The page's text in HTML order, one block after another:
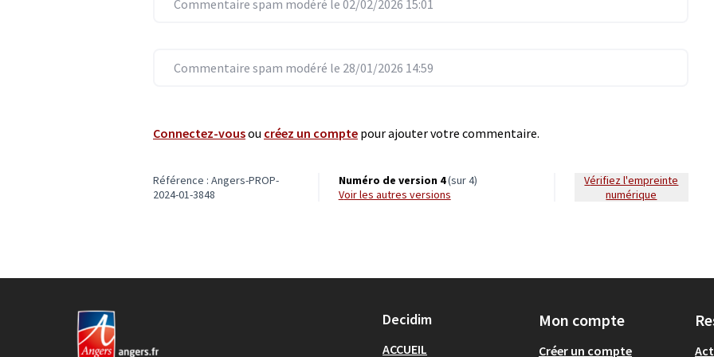
Commentaire spam modéré le 02/02/2026 15:01
Commentaire spam modéré le 28/01/2026 14:59
Connectez-vousou créez un compte pour ajouter votre commentaire.
Référence : Angers-PROP-
2024-01-3848
Numéro de version 4(sur 4)
voir les autres versions
Vérifiez l'empreinte
numérique
Decidim
ACCUEIL
Mon compte
Créer un compte